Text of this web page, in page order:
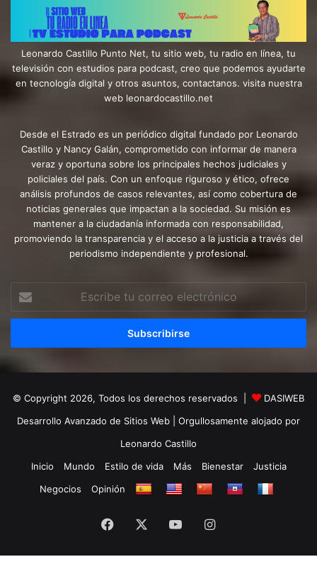
Leonardo Castillo Punto Net, tu sitio web, tu radio en línea, tu
televisión con estudios para podcast, creo que podemos ayudarte
en tecnología digital y otros asuntos, contactanos. visita nuestra
web leonardocastillo.net
Desde el Estrado es un periódico digital fundado por Leonardo
Castillo y Nancy Galán, comprometido con informar de manera
veraz y oportuna sobre los principales hechos judiciales y
policiales del país. Con un enfoque riguroso y ético, ofrece
análisis profundos de casos relevantes, así como cobertura de
noticias generales que impactan a la sociedad. Su misión es
mantener a la ciudadanía informada con responsabilidad,
promoviendo la transparencia y el acceso a la justicia a través del
periodismo independiente y profesional.
correo
© Copyright 2026, Todos los derechos reservados |
DASIWEB
Desarrollo Avanzado de Sitios Web | Orgullosamente alojado por
Leonardo Castillo
Inicio
Mundo Estilo de vida Más Bienestar
Justicia
Negocios
Opinión
Facebook YouTubeInstagram